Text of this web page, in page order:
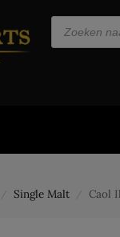
/ Single Malt / Caol